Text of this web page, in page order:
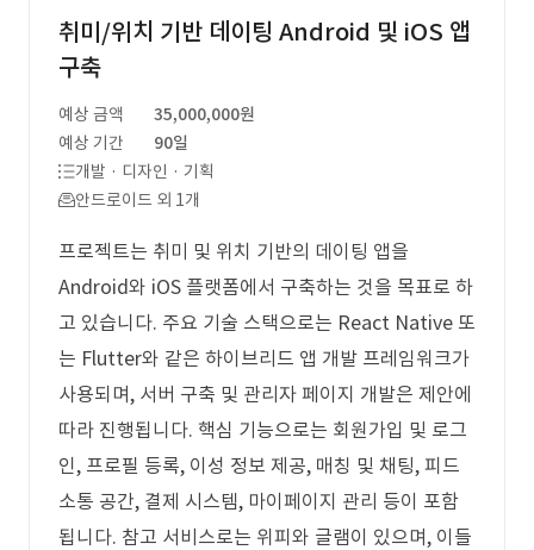
취미/위치 기반 데이팅 Android 및 iOS 앱
구축
예상 금액
35,000,000원
예상 기간
90일
개발 · 디자인 · 기획
안드로이드 외 1개
프로젝트는 취미 및 위치 기반의 데이팅 앱을
Android와 iOS 플랫폼에서 구축하는 것을 목표로 하
고 있습니다. 주요 기술 스택으로는 React Native 또
는 Flutter와 같은 하이브리드 앱 개발 프레임워크가
사용되며, 서버 구축 및 관리자 페이지 개발은 제안에
따라 진행됩니다. 핵심 기능으로는 회원가입 및 로그
인, 프로필 등록, 이성 정보 제공, 매칭 및 채팅, 피드
소통 공간, 결제 시스템, 마이페이지 관리 등이 포함
됩니다. 참고 서비스로는 위피와 글램이 있으며, 이들